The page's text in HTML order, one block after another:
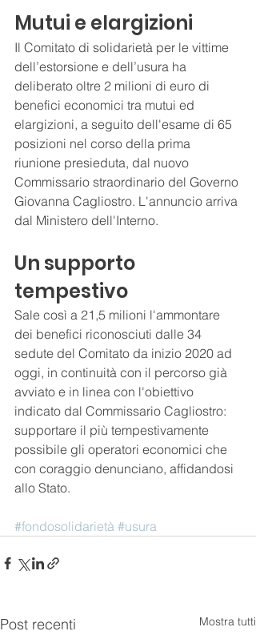
Mutui e elargizioni
Il Comitato di solidarietà per le vittime
dell’estorsione e dell’usura ha
deliberato oltre 2 milioni di euro di
benefici economici tra mutui ed
elargizioni, a seguito dell'esame di 65
posizioni nel corso della prima
riunione presieduta, dal nuovo
Commissario straordinario del Governo
Giovanna Cagliostro. L'annuncio arriva
dal Ministero dell'Interno.
Un supporto
tempestivo
Sale così a 21,5 milioni l'ammontare
dei benefici riconosciuti dalle 34
sedute del Comitato da inizio 2020 ad
oggi, in continuità con il percorso già
avviato e in linea con l'obiettivo
indicato dal Commissario Cagliostro:
supportare il più tempestivamente
possibile gli operatori economici che
con coraggio denunciano, affidandosi
allo Stato.
#fondosolidarietà #usura
Post recenti Mostra tutti